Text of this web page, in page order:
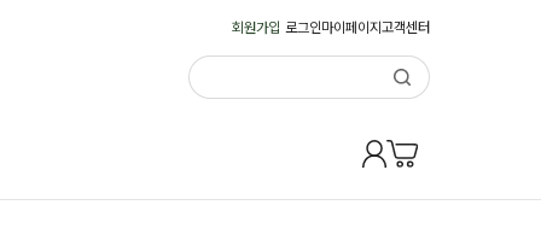
회원가입 로그인마이페이지 고객센터